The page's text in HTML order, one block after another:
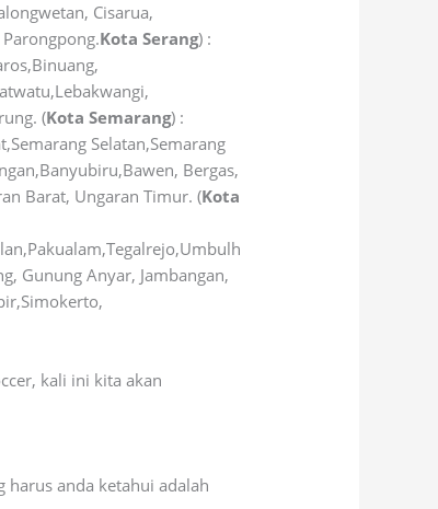
Cisarua,
Kota Serang) :
(Kota Semarang) :
Selatan,Semarang
Bergas,
Barat, Ungaran Timur. (Kota
Gunung Anyar, Jambangan,
kali ini kita akan
harus anda ketahui adalah